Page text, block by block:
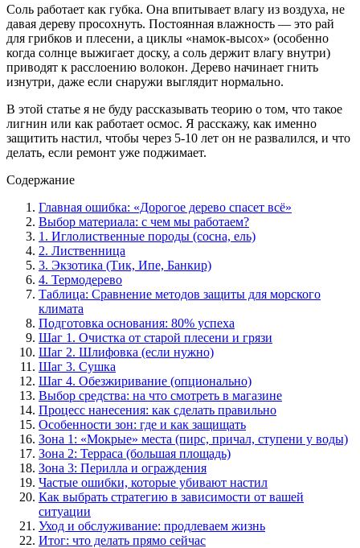
Соль работает как губка. Она впитывает влагу из воздуха, не
давая дереву просохнуть. Постоянная влажность — это рай
для грибков и плесени, а циклы «намок-высох» (особенно
когда солнце выжигает доску, а соль держит влагу внутри)
приводят к расслоению волокон. Дерево начинает гнить
изнутри, даже если снаружи выглядит нормально.
В этой статье я не буду рассказывать теорию о том, что такое
лигнин или как работает осмос. Я расскажу, как именно
защитить настил, чтобы через 5-10 лет он не развалился, и что
делать, если ремонт уже поджимает.
Содержание
Главная ошибка: «Дорогое дерево спасет всё»
Выбор материала: с чем мы работаем?
1. Иглолиственные породы (сосна, ель)
2. Лиственница
3. Экзотика (Тик, Ипе, Банкир)
4. Термодерево
Таблица: Сравнение методов защиты для морского
климата
Подготовка основания: 80% успеха
Шаг 1. Очистка от старой плесени и грязи
Шаг 2. Шлифовка (если нужно)
Шаг 3. Сушка
Шаг 4. Обезжиривание (опционально)
Выбор средства: на что смотреть в магазине
Процесс нанесения: как сделать правильно
Особенности зон: где и как защищать
Зона 1: «Мокрые» места (пирс, причал, ступени у воды)
Зона 2: Терраса (большая площадь)
Зона 3: Перилла и ограждения
Частые ошибки, которые убивают настил
Как выбрать стратегию в зависимости от вашей
ситуации
Уход и обслуживание: продлеваем жизнь
Итог: что делать прямо сейчас